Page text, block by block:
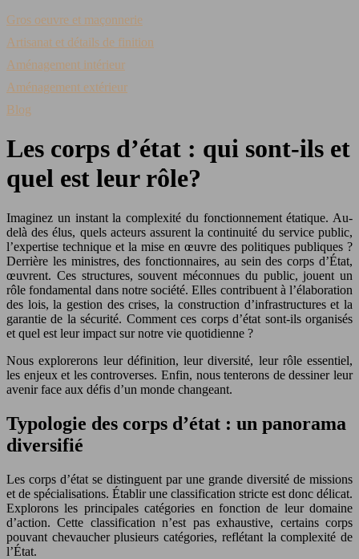
Gros oeuvre et maçonnerie
Artisanat et détails de finition
Aménagement intérieur
Aménagement extérieur
Blog
Les corps d’état : qui sont-ils et
quel est leur rôle?
Imaginez un instant la complexité du fonctionnement étatique. Au-
delà des élus, quels acteurs assurent la continuité du service public,
l’expertise technique et la mise en œuvre des politiques publiques ?
Derrière les ministres, des fonctionnaires, au sein des corps d’État,
œuvrent. Ces structures, souvent méconnues du public, jouent un
rôle fondamental dans notre société. Elles contribuent à l’élaboration
des lois, la gestion des crises, la construction d’infrastructures et la
garantie de la sécurité. Comment ces corps d’état sont-ils organisés
et quel est leur impact sur notre vie quotidienne ?
Nous explorerons leur définition, leur diversité, leur rôle essentiel,
les enjeux et les controverses. Enfin, nous tenterons de dessiner leur
avenir face aux défis d’un monde changeant.
Typologie des corps d’état : un panorama
diversifié
Les corps d’état se distinguent par une grande diversité de missions
et de spécialisations. Établir une classification stricte est donc délicat.
Explorons les principales catégories en fonction de leur domaine
d’action. Cette classification n’est pas exhaustive, certains corps
pouvant chevaucher plusieurs catégories, reflétant la complexité de
l’État.